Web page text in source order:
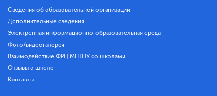
Сведения об образовательной организации
Дополнительные сведения
Электронная информационно-образовательная среда
Фото/видеогалерея
Взаимодействие ФРЦ МГППУ со школами
Отзывы о школе
Контакты